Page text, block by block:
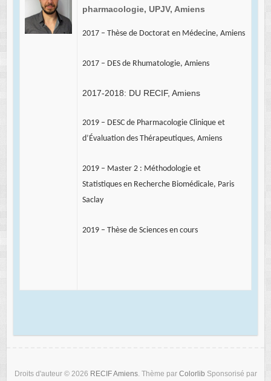
pharmacologie, UPJV, Amiens
2017 – Thèse de Doctorat en Médecine, Amiens
2017 – DES de Rhumatologie, Amiens
2017-2018: DU RECIF, Amiens
2019 – DESC de Pharmacologie Clinique et
d’Évaluation des Thérapeutiques, Amiens
2019 – Master 2 : Méthodologie et
Statistiques en Recherche Biomédicale, Paris
Saclay
2019 – Thèse de Sciences en cours
Droits d'auteur © 2026 RECIF Amiens. Thème par Colorlib Sponsorisé par